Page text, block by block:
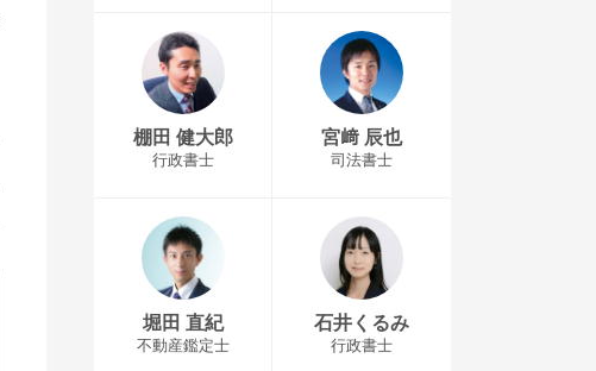
棚田 健大郎
行政書士
宮﨑 辰也
司法書士
堀田 直紀
不動産鑑定士
石井くるみ
行政書士